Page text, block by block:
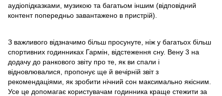
аудіопідказками, музикою та багатьом іншим (відповідний
контент попередньо завантажено в пристрій).
З важливого відзначимо більш просунуте, ніж у багатьох більш
спортивних годинниках Гармін, відстеження сну. Вену 3 на
додачу до ранкового звіту про те, як ви спали і
відновлювалися, пропонує ще й вечірній звіт з
рекомендаціями, як зробити нічний сон максимально якісним.
Усе це допомагає користувачам годинника краще стежити за